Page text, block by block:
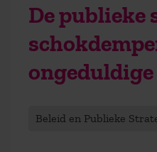
De publieke
Beleid en Publieke